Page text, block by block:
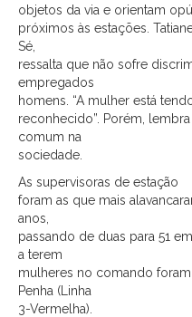
objetos da via e orientam
próximos às estações.
Sé,
ressalta que não sofre
empregados
homens. “A mulher está
reconhecido”. Porém,
comum na
sociedade.
As supervisoras de estação
foram as que mais
anos,
passando de duas para 51
a terem
mulheres no comando
Penha (Linha
3-Vermelha).